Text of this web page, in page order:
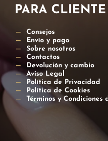
PARA CLIENTE
Consejos
Envío y pago
Sobre nosotros
Contactos
Devolución y cambio
Aviso Legal
Política de Privacidad
Política de Cookies
Términos y Condiciones